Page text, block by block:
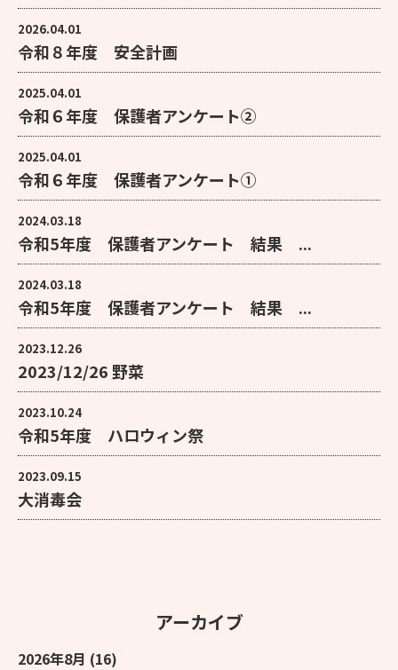
2026.04.01
令和８年度 安全計画
2025.04.01
令和６年度 保護者アンケート②
2025.04.01
令和６年度 保護者アンケート①
2024.03.18
令和5年度 保護者アンケート 結果 ...
2024.03.18
令和5年度 保護者アンケート 結果 ...
2023.12.26
2023/12/26 野菜
2023.10.24
令和5年度 ハロウィン祭
2023.09.15
大消毒会
アーカイブ
2026年8月 (16)